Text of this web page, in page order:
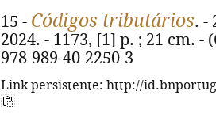
15 - Códigos tributários. -
2024. - 1173, [1] p. ; 21 cm.
978-989-40-2250-3
Link persistente: http://